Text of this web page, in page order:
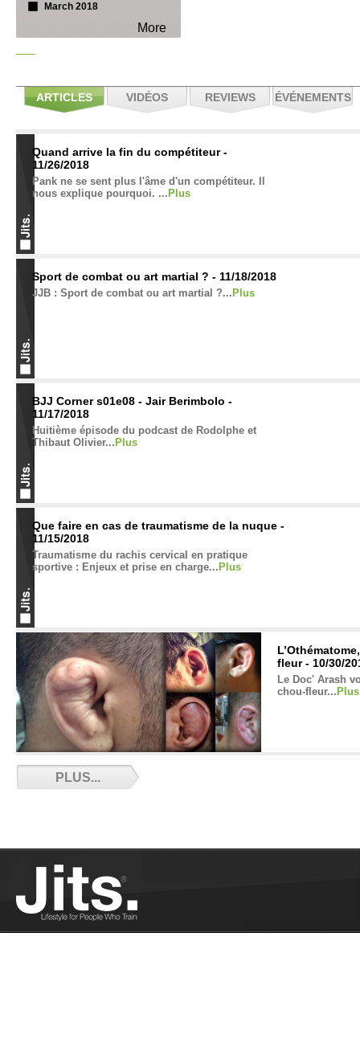
March 2018
More
ARTICLES VIDÉOS REVIEWS ÉVÉNEMENTS
Quand arrive la fin du compétiteur -
11/26/2018
Pank ne se sent plus l'âme d'un compétiteur. Il
nous explique pourquoi. ... Plus
Sport de combat ou art martial ? - 11/18/2018
JJB : Sport de combat ou art martial ?... Plus
BJJ Corner s01e08 - Jair Berimbolo -
11/17/2018
Huitième épisode du podcast de Rodolphe et
Thibaut Olivier... Plus
Que faire en cas de traumatisme de la nuque -
11/15/2018
Traumatisme du rachis cervical en pratique
sportive : Enjeux et prise en charge... Plus
fleur - 10/30/
Le Doc' Arash
chou-fleur... Plus
BJJ Corner - Episode 7 - 10/26/2018
Septième épisode du BJJ Corner....
Règlement IBJJF en français - 10/23/2018
Le règlement IBJJF mis a jour et intégralement
PLUS...